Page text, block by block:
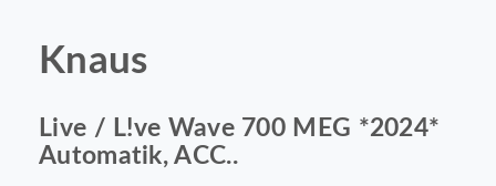
Knaus
Live / L!ve Wave 700 MEG *2024*
Automatik, ACC..